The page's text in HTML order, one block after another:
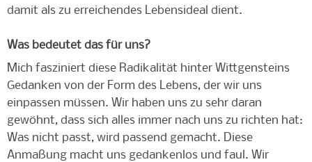
damit als zu erreichendes Lebensideal dient.
Was bedeutet das für uns?
Mich fasziniert diese Radikalität hinter Wittgensteins
Gedanken von der Form des Lebens, der wir uns
einpassen müssen. Wir haben uns zu sehr daran
gewöhnt, dass sich alles immer nach uns zu richten hat:
Was nicht passt, wird passend gemacht. Diese
Anmaßung macht uns gedankenlos und faul. Wir